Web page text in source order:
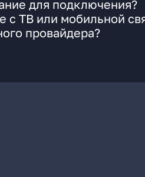
для подключения?
ТВ или мобильной
провайдера?